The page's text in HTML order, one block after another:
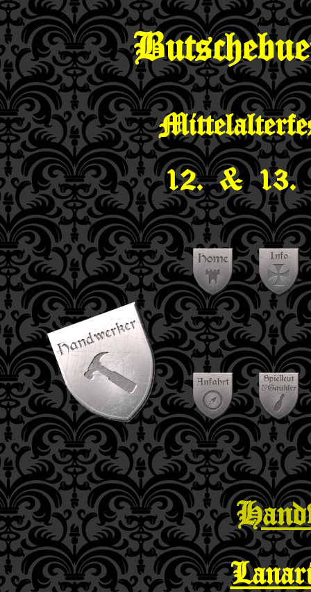
12. & 13.